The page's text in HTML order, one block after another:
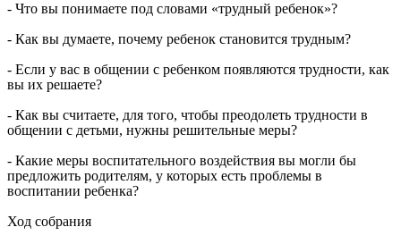
- Что вы понимаете под словами «трудный ребенок»?
- Как вы думаете, почему ребенок становится трудным?
- Если у вас в общении с ребенком появляются трудности, как
вы их решаете?
- Как вы считаете, для того, чтобы преодолеть трудности в
общении с детьми, нужны решительные меры?
- Какие меры воспитательного воздействия вы могли бы
предложить родителям, у которых есть проблемы в
воспитании ребенка?
Ход собрания